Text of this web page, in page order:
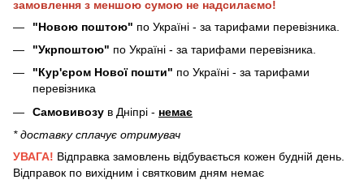
замовлення з меншою сумою не надсилаємо!
"Новою поштою" по Україні - за тарифами перевізника.
"Укрпоштою" по Україні - за тарифами перевізника.
"Кур'єром Нової пошти" по Україні - за тарифами
перевізника
Самовивозу в Дніпрі - немає
* доставку сплачує отримувач
УВАГА! Відправка замовлень відбувається кожен будній день.
Відправок по вихідним і святковим дням немає